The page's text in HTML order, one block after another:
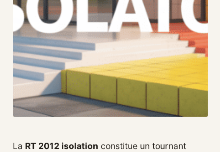
La RT 2012 isolation constitue un tournant